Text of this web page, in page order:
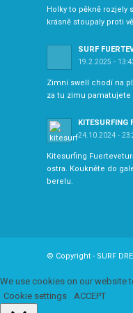
Holky to pěkně rozjely
krásně stoupaly proti
SURF
19.2.2025 -
Zimní swell chodí na
za tu zimu pamatujete
KITESURFING
24.10.2024 -
Kitesurfing
ostra. Koukněte do
berelu.
© Copyright - SURF
We use cookies on our website
Cookie settings
ACCEPT